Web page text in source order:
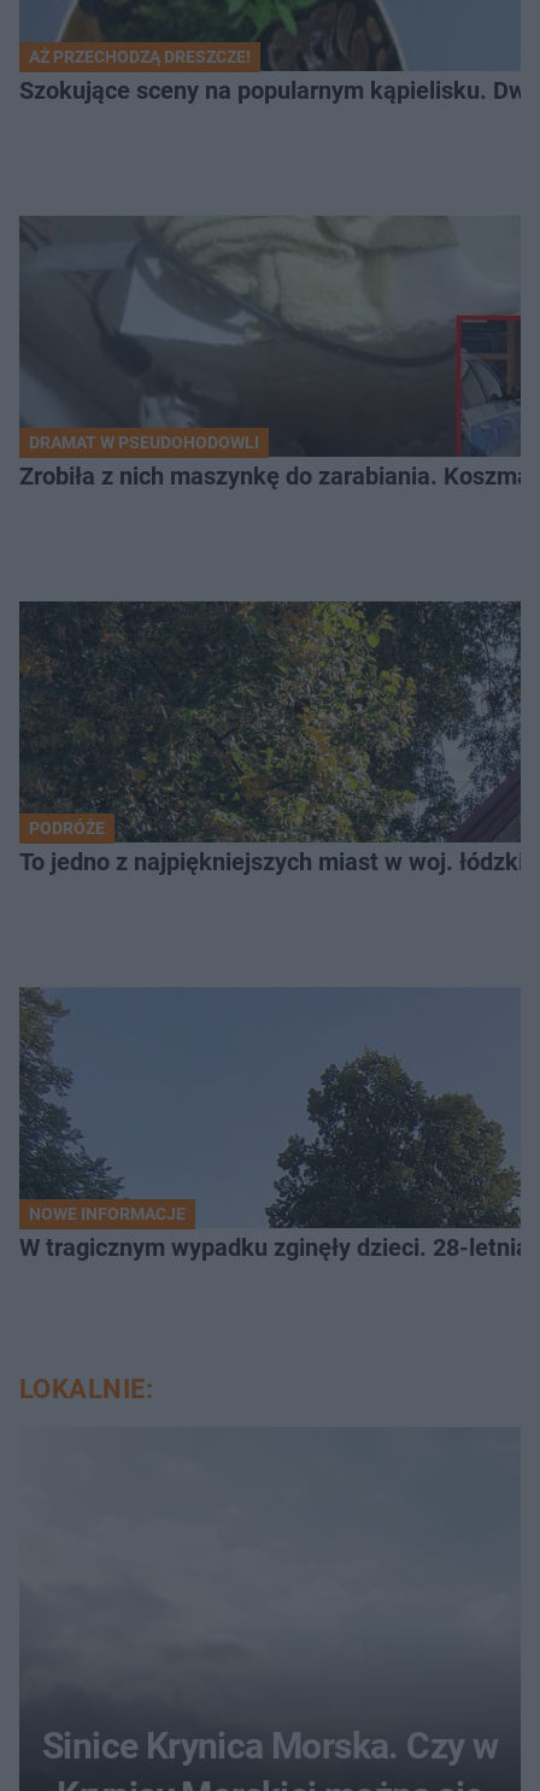
AŻ PRZECHODZĄ DRESZCZE!
Szokujące sceny na popularnym kąpielisku.
DRAMAT W PSEUDOHODOWLI
Zrobiła z nich maszynkę do zarabiania.
PODRÓŻE
To jedno z najpiękniejszych miast w woj.
NOWE INFORMACJE
W tragicznym wypadku zginęły dzieci. 28-
LOKALNIE:
Sinice Krynica Morska. Czy w